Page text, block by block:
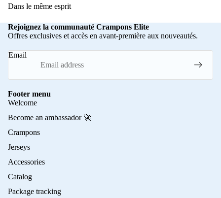
Dans le même esprit
Rejoignez la communauté Crampons Elite
Offres exclusives et accès en avant-première aux nouveautés.
Email
Footer menu
Welcome
Become an ambassador 🚀
Crampons
Jerseys
Accessories
Catalog
Package tracking